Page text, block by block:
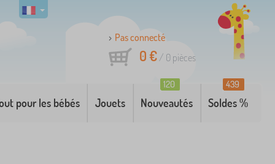
Pas connecté
0 €/ 0 pièces
pour les bébés Jouets Nouveautés
120
Soldes %
439